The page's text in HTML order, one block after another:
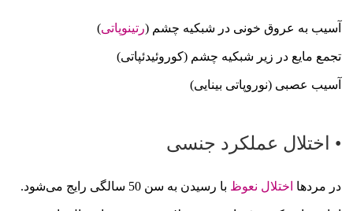
آسیب به عروق خونی در شبکیه چشم (رتینوپاتی)
تجمع مایع در زیر شبکیه چشم (کوروئیدئپاتی)
آسیب عصبی (نوروپاتی بینایی)
• اختلال عملکرد جنسی
در مردها اختلال نعوظ با رسیدن به سن 50 سالگی رایج می‌شود.